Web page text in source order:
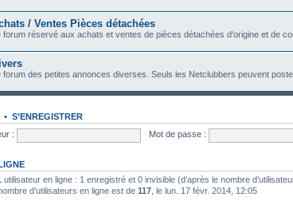
/ Ventes Pièces détachées
forum réservé aux achats et ventes de pièces détachées d'origine et de
forum des petites annonces diverses. Seuls les Netclubbers peuvent
• S’ENREGISTRER
:
Mot de passe :
utilisateur en ligne : 1 enregistré et 0 invisible (d’après le nombre
d’utilisateurs en ligne est de 117 , le lun. 17 févr. 2014, 12:05